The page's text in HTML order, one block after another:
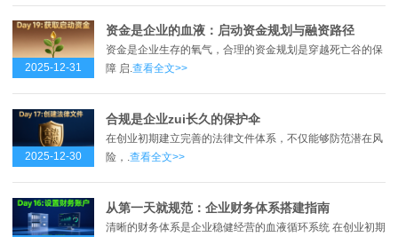
2025-12-31
资金是企业的血液：启动资金规划与融资路径
资金是企业生存的氧气，合理的资金规划是穿越死亡谷的保
障 启.查看全文>>
2025-12-30
合规是企业zui长久的保护伞
在创业初期建立完善的法律文件体系，不仅能够防范潜在风
险，.查看全文>>
从第一天就规范：企业财务体系搭建指南
清晰的财务体系是企业稳健经营的血液循环系统 在创业初期